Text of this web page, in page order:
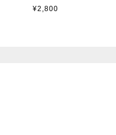
¥2,800